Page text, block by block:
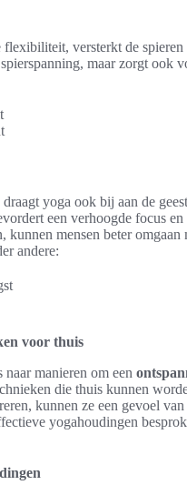
flexibiliteit, versterkt de
maar zorgt ook
draagt yoga ook bij aan de
een verhoogde focus
kunnen mensen beter
andere:
voor thuis
manieren om een
die thuis kunnen
kunnen ze een gevoel
yogahoudingen